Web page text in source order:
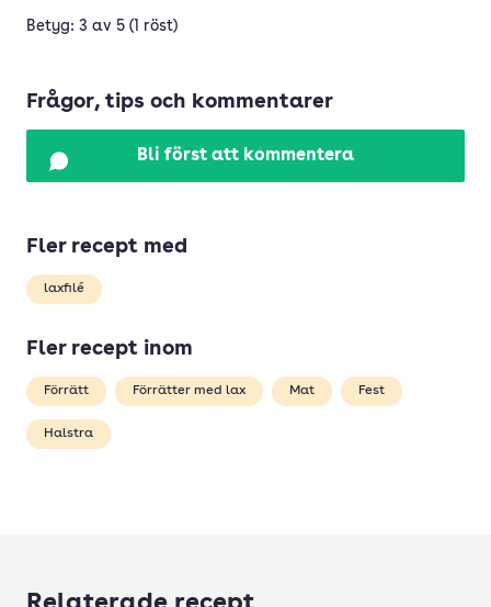
Betyg: 3 av 5 (1 röst)
Frågor, tips och kommentarer
Bli först att kommentera
Fler recept med
laxfilé
Fler recept inom
Förrätt Förrätter med lax Mat Fest
Halstra